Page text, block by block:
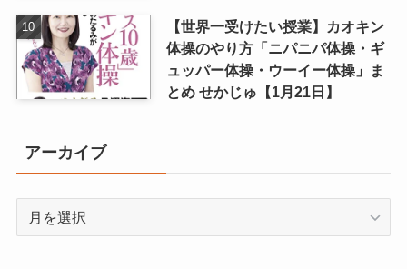
【世界一受けたい授業】カオキン
体操のやり方「ニパニパ体操・ギ
ュッパー体操・ウーイー体操」ま
とめ せかじゅ【1月21日】
アーカイブ